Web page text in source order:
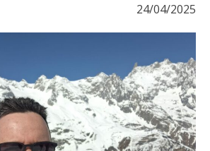
24/04/2025